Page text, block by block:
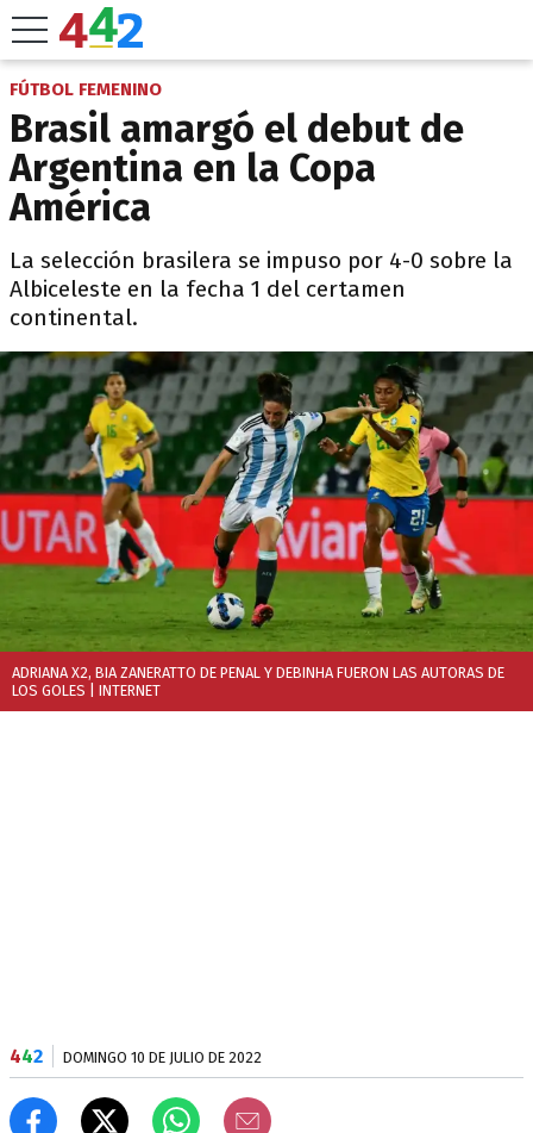
FÚTBOL FEMENINO
Brasil amargó el debut de
Argentina en la Copa
América
La selección brasilera se impuso por 4-0 sobre la
Albiceleste en la fecha 1 del certamen
continental.
ADRIANA X2, BIA ZANERATTO DE PENAL Y DEBINHA FUERON LAS AUTORAS DE
LOS GOLES | INTERNET
442 DOMINGO 10 DE JULIO DE 2022